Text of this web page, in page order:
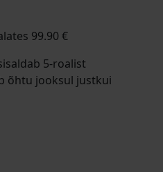
99.90 €
5-roalist
õhtu jooksul justkui